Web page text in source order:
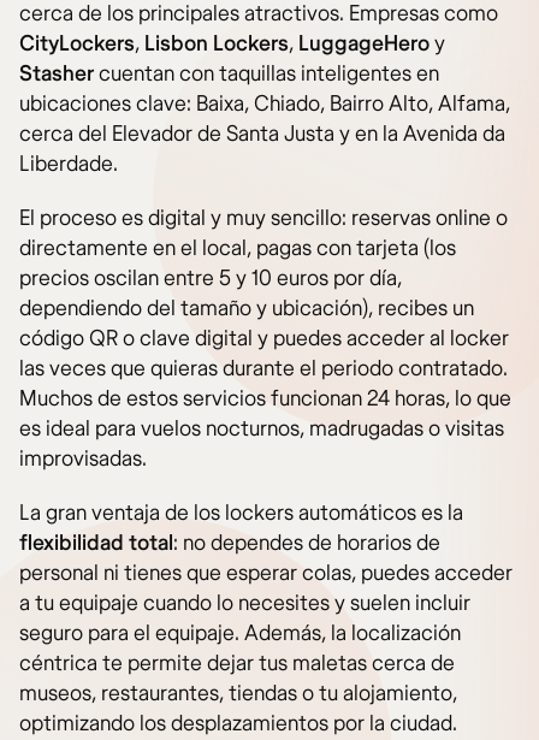
cerca de los principales atractivos. Empresas como
CityLockers, Lisbon Lockers, LuggageHeroy
Stashercuentan con taquillas inteligentes en
ubicaciones clave: Baixa, Chiado, Bairro Alto, Alfama,
cerca del Elevador de Santa Justa y en la Avenida da
Liberdade.
El proceso es digital y muy sencillo: reservas online o
directamente en el local, pagas con tarjeta (los
precios oscilan entre 5 y 10 euros por día,
dependiendo del tamaño y ubicación), recibes un
código QR o clave digital y puedes acceder al locker
las veces que quieras durante el periodo contratado.
Muchos de estos servicios funcionan 24 horas, lo que
es ideal para vuelos nocturnos, madrugadas o visitas
improvisadas.
La gran ventaja de los lockers automáticos es la
flexibilidad total: no dependes de horarios de
personal ni tienes que esperar colas, puedes acceder
a tu equipaje cuando lo necesites y suelen incluir
seguro para el equipaje. Además, la localización
céntrica te permite dejar tus maletas cerca de
museos, restaurantes, tiendas o tu alojamiento,
optimizando los desplazamientos por la ciudad.